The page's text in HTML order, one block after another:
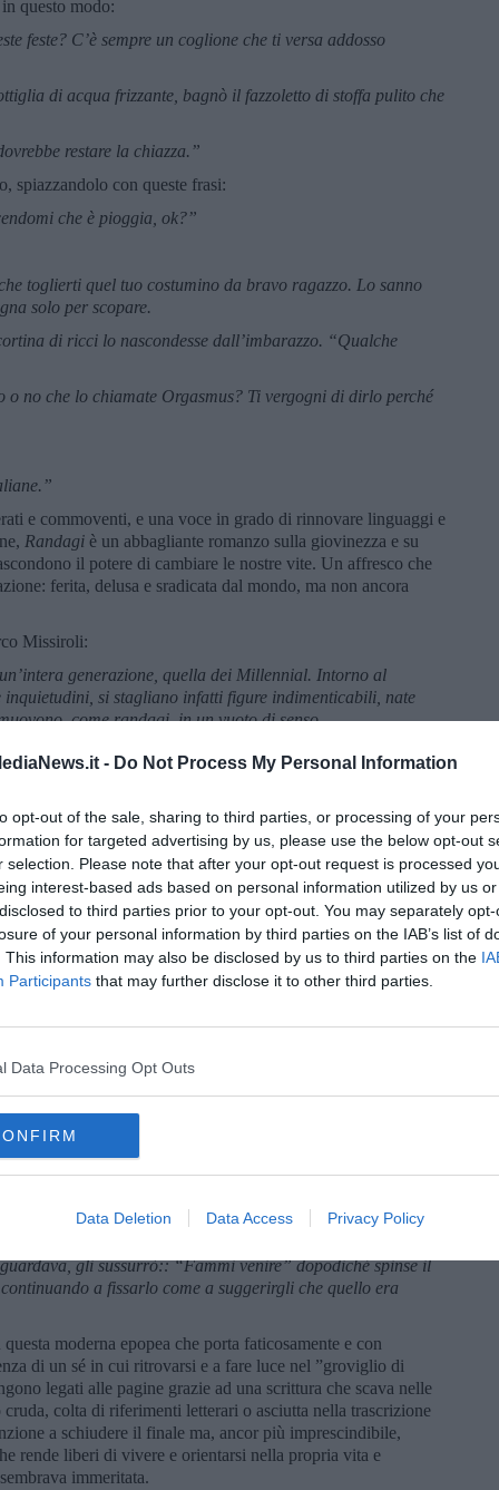
- Do Not Process My Personal Information
opt-out of the sale, sharing to third parties, or processing of your
for targeted advertising by us, please use the below opt-out
selection. Please note that after your opt-out request is processed
interest-based ads based on personal information utilized by us
to third parties prior to your opt-out. You may separately
of your personal information by third parties on the IAB’s list of
This information may also be disclosed by us to third parties on the
Participants that may further disclose it to other third parties.
Data Processing Opt Outs
Data Deletion Data Access Privacy Policy
questo modo:
feste? C’è sempre un coglione che ti versa addosso
di acqua frizzante, bagnò il fazzoletto di stoffa pulito che
restare la chiazza.”
spiazzandolo con queste frasi:
che è pioggia, ok?”
toglierti quel tuo costumino da bravo ragazzo. Lo sanno
solo per scopare.
di ricci lo nascondesse dall’imbarazzo. “Qualche
o no che lo chiamate Orgasmus? Ti vergogni di dirlo perché
e commoventi, e una voce in grado di rinnovare linguaggi e
Randagi è un abbagliante romanzo sulla giovinezza e su
il potere di cambiare le nostre vite. Un affresco che
ferita, delusa e sradicata dal mondo, ma non ancora
Missiroli:
generazione, quella dei Millennial. Intorno al
inquietudini, si stagliano infatti figure indimenticabili, nate
come randagi, in un vuoto di senso.
senso di colpa si fanno eco e uniscono gli amici, ma
nella scrittura, a tratti tragica e a tratti esilarante, ci
solo nomi differenti.”
di inadeguatezza, di incapacità di adattamento, di
in Pietro, “talento di restare immobili”, nel vano tentativo di
al centro della sua esistenza una strofa di una canzone
“vivere al buio per smaltire un dolore”. Anche nei passi
porterà a lasciare per mesi la sua città natale, Pisa, per Madrid,
amicizie, la sua immobilità, anche sentimentale, non lo
ancestrale, ovvero da un dolore a cui non riescono a dare
dal primo incontro:
come se volesse soltanto fargli riprendere fiato, e quando
sarebbe morto per l’emozione tra le braccia, si sfilò i
senza segnali di preavviso, di nuovo, scese dal divano e
gli sussurrò:: “Fammi venire” dopodiché spinse il
a fissarlo come a suggerirgli che quello era
moderna epopea che porta faticosamente e con
di un sé in cui ritrovarsi e a fare luce nel ”groviglio di
legati alle pagine grazie ad una scrittura che scava nelle
colta di riferimenti letterari o asciutta nella trascrizione
a schiudere il finale ma, ancor più imprescindibile,
rende liberi di vivere e orientarsi nella propria vita e
immeritata.